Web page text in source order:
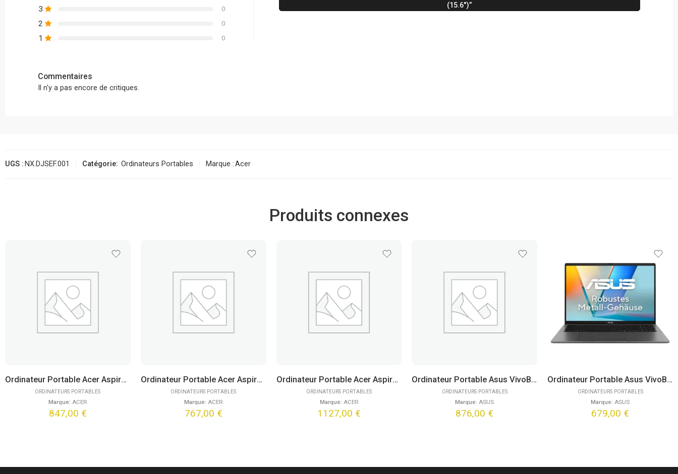
3 0
2 0
1 0
(15.6″)”
Commentaires
Il n'y a pas encore de critiques.
UGS : NX.DJSEF.001 Catégorie: Ordinateurs Portables Marque :Acer
Produits connexes
ORDINATEURS PORTABLES
Marque: ACER
Ordinateur Portable Acer Aspire Go 15 AG15-42P-R0WH (15,6″) FreeDOS
847,00 €
ORDINATEURS PORTABLES
Marque: ACER
Ordinateur Portable Acer Aspire Go 15 AG15-42P-R40H (15,6″)
767,00 €
ORDINATEURS PORTABLES
Marque: ACER
Ordinateur Portable Acer Aspire Spin ASP14-52MTN-5045 (14″)
1127,00 €
ORDINATEURS PORTABLES
Marque: ASUS
Ordinateur Portable Asus VivoBook 15 X1504VA-ISCBQ5356W (15,6″)
876,00 €
ORDINATEURS PORTABLES
Marque: ASUS
Ordinateur Portable Asus VivoBook 15 E1504FA-DICBQ4981W (16″)
679,00 €